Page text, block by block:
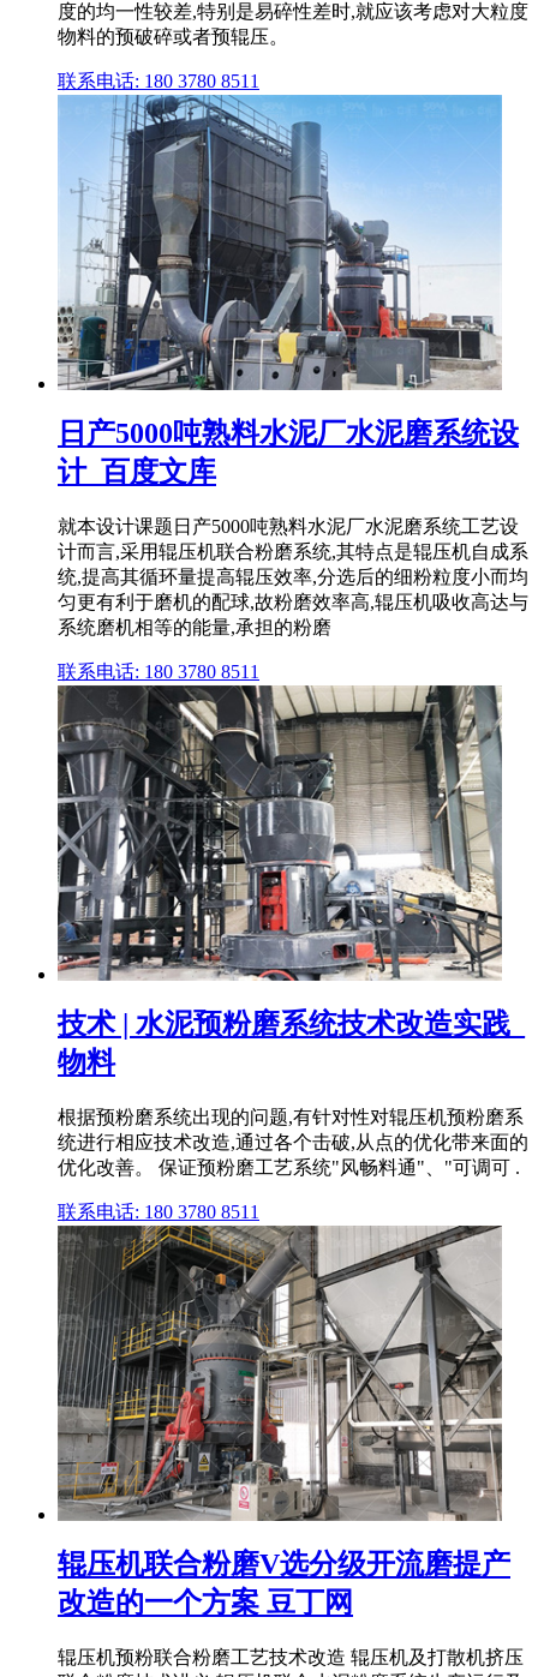
度的均一性较差,特别是易碎性差时,就应该考虑对大粒度
物料的预破碎或者预辊压。
联系电话: 180 3780 8511
日产5000吨熟料水泥厂水泥磨系统设
计_百度文库
就本设计课题日产5000吨熟料水泥厂水泥磨系统工艺设
计而言,采用辊压机联合粉磨系统,其特点是辊压机自成系
统,提高其循环量提高辊压效率,分选后的细粉粒度小而均
匀更有利于磨机的配球,故粉磨效率高,辊压机吸收高达与
系统磨机相等的能量,承担的粉磨
联系电话: 180 3780 8511
技术 | 水泥预粉磨系统技术改造实践_
物料
根据预粉磨系统出现的问题,有针对性对辊压机预粉磨系
统进行相应技术改造,通过各个击破,从点的优化带来面的
优化改善。 保证预粉磨工艺系统"风畅料通"、"可调可 .
联系电话: 180 3780 8511
辊压机联合粉磨V选分级开流磨提产
改造的一个方案 豆丁网
辊压机预粉联合粉磨工艺技术改造 辊压机及打散机挤压